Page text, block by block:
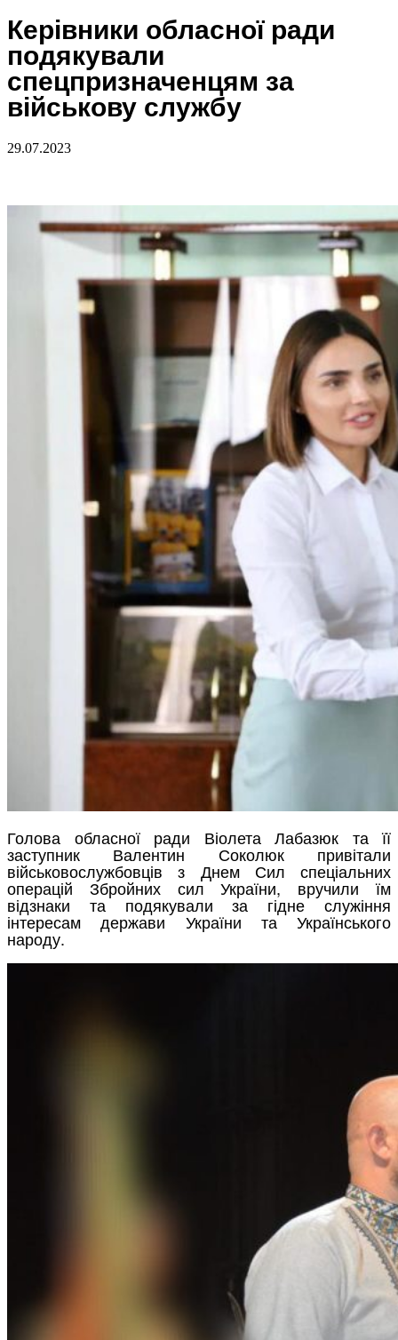
Керівники обласної ради
подякували
спецпризначенцям за
військову службу
29.07.2023
Голова обласної ради Віолета Лабазюк та її
заступник Валентин Соколюк привітали
військовослужбовців з Днем Сил спеціальних
операцій Збройних сил України, вручили їм
відзнаки та подякували за гідне служіння
інтересам держави України та Українського
народу.